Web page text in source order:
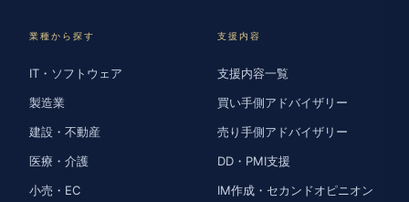
業種から探す
IT・ソフトウェア
製造業
建設・不動産
医療・介護
小売・EC
支援内容
支援内容一覧
買い手側アドバイザリー
売り手側アドバイザリー
DD・PMI支援
IM作成・セカンドオピニオン